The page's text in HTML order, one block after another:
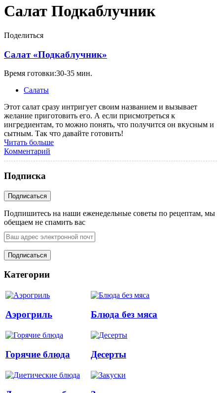
Салат Подкаблучник
Поделиться
Салат «Подкаблучник»
Время готовки:30-35 мин.
Салаты
Этот салат сразу интригует своим названием и вызывает
желание приготовить его. А если присмотреться к
ингредиентам, то можно понять, что получится он вкусным и
сытным. Так что давайте готовить!
Читать больше
Комментарий
Подписка
Подпишитесь на наши еженедельные советы по рецептам, мы
обещаем не спамить вас
Категории
Аэрогриль Блюда без мяса
Горячие блюда Десерты